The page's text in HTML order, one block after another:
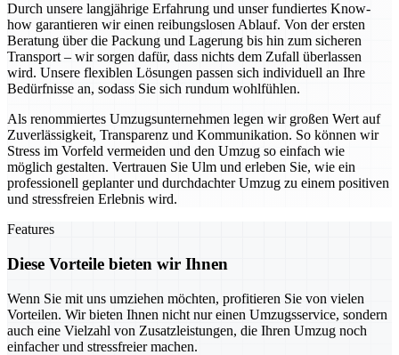
Durch unsere langjährige Erfahrung und unser fundiertes Know-
how garantieren wir einen reibungslosen Ablauf. Von der ersten
Beratung über die Packung und Lagerung bis hin zum sicheren
Transport – wir sorgen dafür, dass nichts dem Zufall überlassen
wird. Unsere flexiblen Lösungen passen sich individuell an Ihre
Bedürfnisse an, sodass Sie sich rundum wohlfühlen.
Als renommiertes Umzugsunternehmen legen wir großen Wert auf
Zuverlässigkeit, Transparenz und Kommunikation. So können wir
Stress im Vorfeld vermeiden und den Umzug so einfach wie
möglich gestalten. Vertrauen Sie Ulm und erleben Sie, wie ein
professionell geplanter und durchdachter Umzug zu einem positiven
und stressfreien Erlebnis wird.
Features
Diese Vorteile bieten wir Ihnen
Wenn Sie mit uns umziehen möchten, profitieren Sie von vielen
Vorteilen. Wir bieten Ihnen nicht nur einen Umzugsservice, sondern
auch eine Vielzahl von Zusatzleistungen, die Ihren Umzug noch
einfacher und stressfreier machen.